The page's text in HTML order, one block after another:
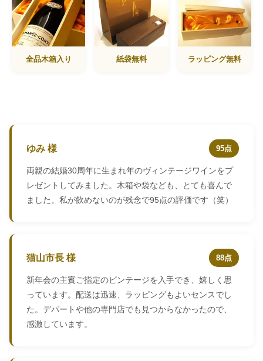
全品木箱入り 紙袋無料 ラッピング無料
ゆみ 様 95点
両親の結婚30周年に生まれ年のヴィンテージワインをプ
レゼントしてみました。木箱や袋なども、とても喜んで
ました。私が飲めないのが残念で95点の評価です（笑）
猫山市長 様 88点
新年会の主賓ご指定のビンテージを入手でき、嬉しく思
っています。配送は迅速、ラッピングもよいセンスでし
た。デパートや他の専門店でも見つからなかったので、
感激しています。